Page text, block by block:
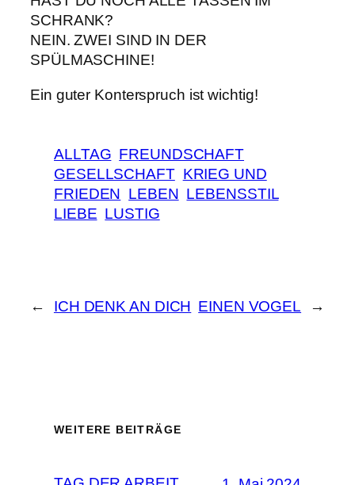
SCHRANK?
NEIN. ZWEI SIND IN DER
SPÜLMASCHINE!
Ein guter Konterspruch ist wichtig!
ALLTAG FREUNDSCHAFT
GESELLSCHAFT KRIEG UND
FRIEDEN LEBEN LEBENSSTIL
LIEBE LUSTIG
← ICH DENK AN DICH EINEN VOGEL →
WEITERE BEITRÄGE